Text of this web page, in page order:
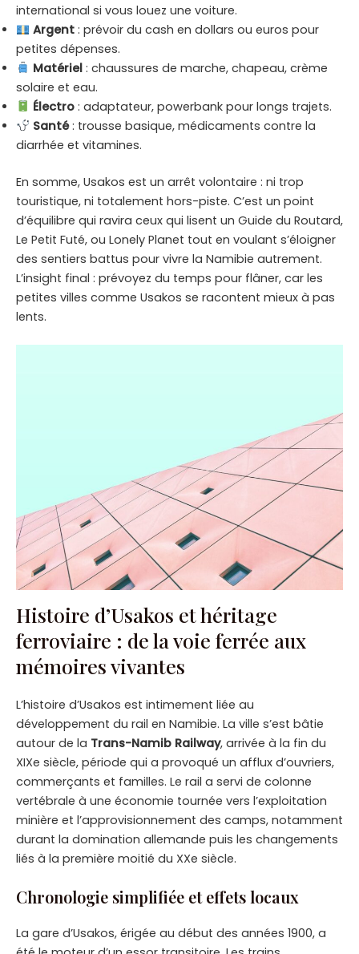
international si vous louez une voiture.
Argent: prévoir du cash en dollars ou euros pour
petites dépenses.
Matériel: chaussures de marche, chapeau, crème
solaire et eau.
Électro: adaptateur, powerbank pour longs trajets.
Santé: trousse basique, médicaments contre la
diarrhée et vitamines.
En somme, Usakos est un arrêt volontaire : ni trop
touristique, ni totalement hors-piste. C’est un point
d’équilibre qui ravira ceux qui lisent un Guide du Routard,
Le Petit Futé, ou Lonely Planet tout en voulant s’éloigner
des sentiers battus pour vivre la Namibie autrement.
L’insight final : prévoyez du temps pour flâner, car les
petites villes comme Usakos se racontent mieux à pas
lents.
Histoire d’Usakos et héritage
ferroviaire : de la voie ferrée aux
mémoires vivantes
L’histoire d’Usakos est intimement liée au
développement du rail en Namibie. La ville s’est bâtie
autour de la Trans-Namib Railway, arrivée à la fin du
XIXe siècle, période qui a provoqué un afflux d’ouvriers,
commerçants et familles. Le rail a servi de colonne
vertébrale à une économie tournée vers l’exploitation
minière et l’approvisionnement des camps, notamment
durant la domination allemande puis les changements
liés à la première moitié du XXe siècle.
Chronologie simplifiée et effets locaux
La gare d’Usakos, érigée au début des années 1900, a